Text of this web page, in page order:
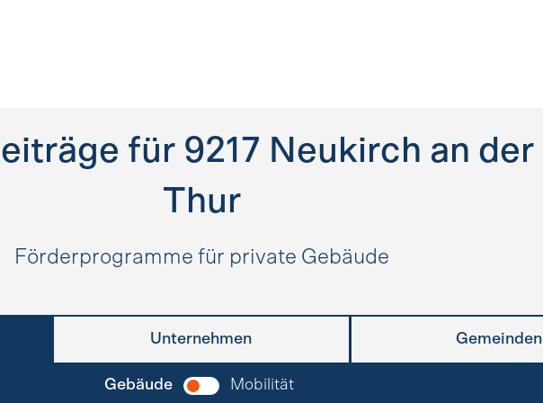
für 9217 Neukirch an der
Thur
Förderprogramme für private Gebäude
Unternehmen Gemeinden
Gebäude Mobilität